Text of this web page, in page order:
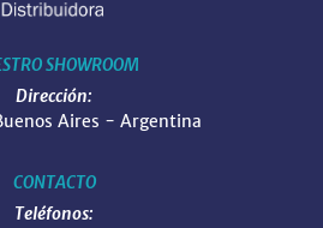
SHOWROOM
Dirección:
Aires - Argentina
CONTACTO
Teléfonos: